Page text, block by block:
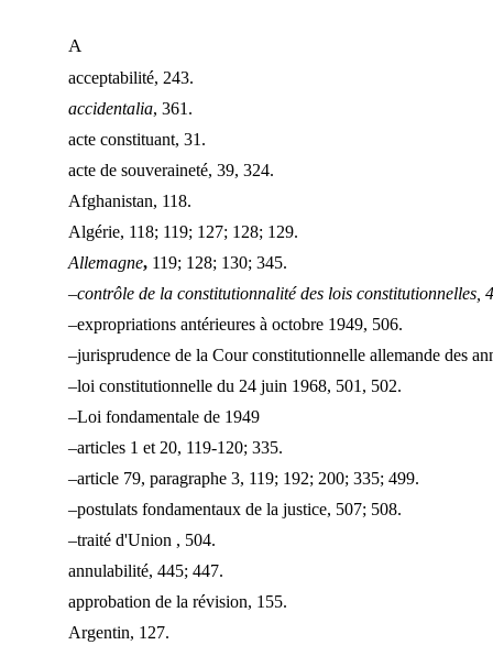
A
acceptabilité, 243.
accidentalia, 361.
acte constituant, 31.
acte de souveraineté, 39, 324.
Afghanistan, 118.
Algérie, 118; 119; 127; 128; 129.
Allemagne, 119; 128; 130; 345.
–contrôle de la constitutionnalité des lois constitutionnelles,
–expropriations antérieures à octobre 1949, 506.
–jurisprudence de la Cour constitutionnelle allemande des
–loi constitutionnelle du 24 juin 1968, 501, 502.
–Loi fondamentale de 1949
–articles 1 et 20, 119-120; 335.
–article 79, paragraphe 3, 119; 192; 200; 335; 499.
–postulats fondamentaux de la justice, 507; 508.
–traité d'Union , 504.
annulabilité, 445; 447.
approbation de la révision, 155.
Argentin, 127.